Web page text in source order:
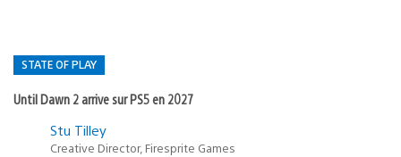
STATE OF PLAY
Until Dawn 2 arrive sur PS5 en 2027
PostéeStu Tilley
Creative Director, Firesprite Games